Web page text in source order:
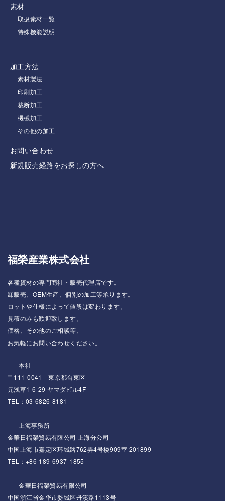
素材
取扱素材一覧
特殊機能説明
加工方法
素材製法
印刷加工
裁断加工
機械加工
その他の加工
お問い合わせ
新規販売経路をお探しの方へ
福榮産業株式会社
各種資材の専門商社・販売代理店です。
卸販売、OEM生産、個別の加工等承ります。
ロットや仕様によって値段は変わります。
見積のみも歓迎致します。
価格、その他のご相談等、
お気軽にお問い合わせください。
本社
〒111-0041 東京都台東区
元浅草1-6-29 ヤマダビル4F
TEL：03-6826-8181
上海事務所
金華日福榮貿易有限公司 上海分公司
中国上海市嘉定区环城路762弄4号楼909室 201899
TEL：+86-189-6937-1855
金華日福榮貿易有限公司
中国浙江省金华市婺城区丹溪路1113号